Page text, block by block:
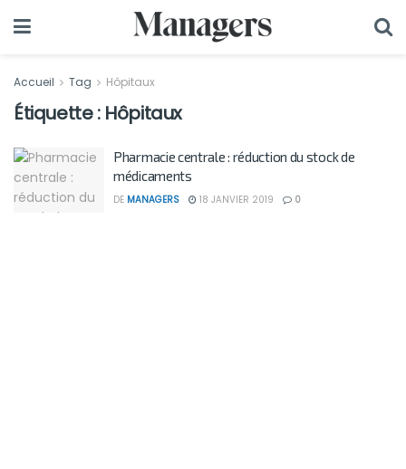
Accueil Tag Hôpitaux
Étiquette : Hôpitaux
Pharmacie centrale : réduction du stock de
médicaments
DE MANAGERS 18 JANVIER 2019 0